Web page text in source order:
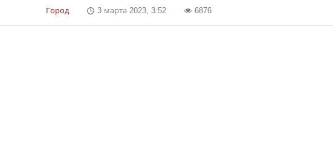
Город 3 марта 2023, 3:52 6876